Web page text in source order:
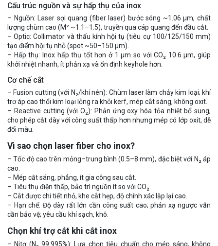
Cấu trúc nguồn và sự hấp thụ của inox
– Nguồn: Laser sợi quang (fiber laser) bước sóng ~1.06 μm, chất
lượng chùm cao (M² ~1.1–1.5), truyền qua cáp quang đến đầu cắt.
– Optic: Collimator và thấu kính hội tụ (tiêu cự 100/125/150 mm)
tạo điểm hội tụ nhỏ (spot ~50–150 μm).
– Hấp thụ: Inox hấp thụ tốt hơn ở 1 μm so với CO₂ 10.6 μm, giúp
khởi nhiệt nhanh, ít phản xạ và ổn định keyhole hơn.
Cơ chế cắt
– Fusion cutting (với N₂/khí nén): Chùm laser làm chảy kim loại; khí
trơ áp cao thổi kim loại lỏng ra khỏi kerf, mép cắt sáng, không oxit.
– Reactive cutting (với O₂): Phản ứng oxy hóa tỏa nhiệt bổ sung,
cho phép cắt dày với công suất thấp hơn nhưng mép có lớp oxit, dễ
đổi màu.
Vì sao chọn laser fiber cho inox?
– Tốc độ cao trên mỏng–trung bình (0.5–8 mm), đặc biệt với N₂ áp
cao.
– Mép cắt sáng, phẳng, ít gia công sau cắt.
– Tiêu thụ điện thấp, bảo trì nguồn ít so với CO₂.
– Cắt được chi tiết nhỏ, khe cắt hẹp, độ chính xác lặp lại cao.
– Hạn chế: Độ dày rất lớn cần công suất cao; phản xạ ngược vẫn
cần bảo vệ; yêu cầu khí sạch, khô.
Chọn khí trợ cắt khi cắt inox
– Nitơ (N₂ 99.995%): Lựa chọn tiêu chuẩn cho mép sáng, không